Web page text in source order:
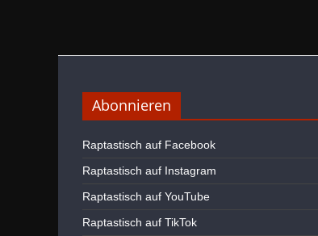
Abonnieren
Raptastisch auf Facebook
Raptastisch auf Instagram
Raptastisch auf YouTube
Raptastisch auf TikTok